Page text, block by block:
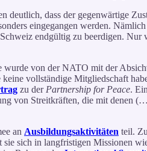
dass der gegenwärtige
eingegangen werden.
endgültig zu beerdigen.
von der NATO mit der
vollständige Mitgliedschaft
zu der Partnership for Peace.
von Streitkräften, die mit denen
an Ausbildungsaktivitäten teil.
sie sich in langfristigen Missionen